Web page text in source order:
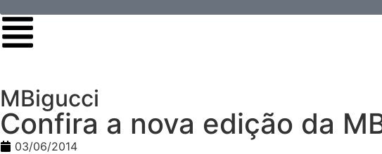
MBigucci
Confira a nova edição da
03/06/2014